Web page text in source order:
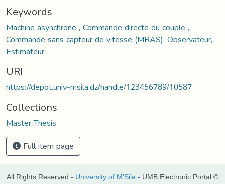
Keywords
Machine asynchrone , Commande directe du couple ,
Commande sans capteur de vitesse (MRAS), Observateur,
Estimateur.
URI
https://depot.univ-msila.dz/handle/123456789/10587
Collections
Master Thesis
Full item page
All Rights Reserved - University of M'Sila - UMB Electronic Portal ©